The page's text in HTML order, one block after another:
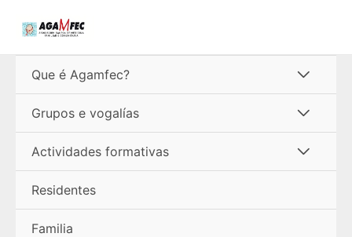
Que é Agamfec?
menú
Grupos e vogalías
menú
Actividades formativas
Residentes
Familia